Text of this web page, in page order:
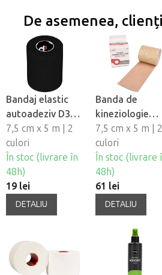
De asemenea,
Bandaj elastic
autoadeziv D3
Cohesive
bandage, 7,5cm
7,5 cm x 5 m | 2
culori
În stoc (livrare în
48h)
19 lei
DETALIU
Banda de
kineziologie
Nasara, 7,5cm
7,5 cm x 5 m | 2
culori
În stoc (livrare
48h)
61 lei
DETALIU